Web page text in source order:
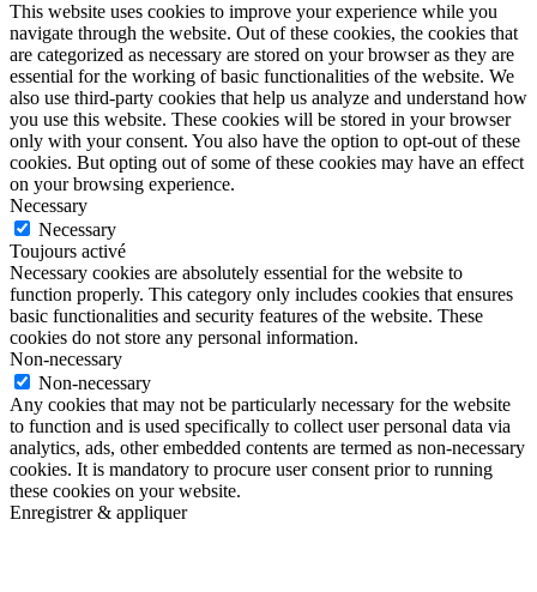
This website uses cookies to improve your experience while you
navigate through the website. Out of these cookies, the cookies that
are categorized as necessary are stored on your browser as they are
essential for the working of basic functionalities of the website. We
also use third-party cookies that help us analyze and understand how
you use this website. These cookies will be stored in your browser
only with your consent. You also have the option to opt-out of these
cookies. But opting out of some of these cookies may have an effect
on your browsing experience.
Necessary
Necessary
Toujours activé
Necessary cookies are absolutely essential for the website to
function properly. This category only includes cookies that ensures
basic functionalities and security features of the website. These
cookies do not store any personal information.
Non-necessary
Non-necessary
Any cookies that may not be particularly necessary for the website
to function and is used specifically to collect user personal data via
analytics, ads, other embedded contents are termed as non-necessary
cookies. It is mandatory to procure user consent prior to running
these cookies on your website.
Enregistrer & appliquer